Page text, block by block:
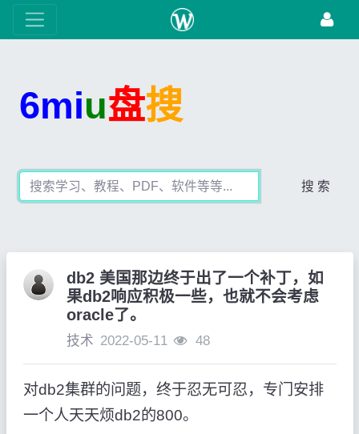
6miu盘搜
搜 索
db2 美国那边终于出了一个补丁，如
果db2响应积极一些，也就不会考虑
oracle了。
技术 2022-05-11 48
对db2集群的问题，终于忍无可忍，专门安排
一个人天天烦db2的800。